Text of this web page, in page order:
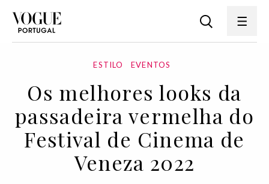
ESTILO EVENTOS
Os melhores looks da
passadeira vermelha do
Festival de Cinema de
Veneza 2022